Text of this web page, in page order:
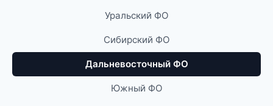
Уральский ФО
Сибирский ФО
Дальневосточный ФО
Южный ФО